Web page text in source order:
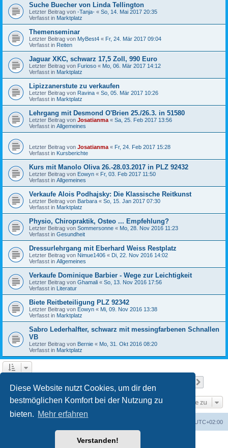
Diese Website nutzt Cookies, um dir den
bestmöglichen Komfort bei der Nutzung zu
bieten. Mehr erfahren
Verstanden!
Suche Buecher von Linda Tellington
Letzter Beitrag von -Tanja- « So, 14. Mai 2017 20:35
Verfasst in Marktplatz
Themenseminar
Letzter Beitrag von MyBest4 « Fr, 24. Mär 2017 09:04
Verfasst in Reiten
Jaguar XKC, schwarz 17,5 Zoll, 990 Euro
Letzter Beitrag von Furioso « Mo, 06. Mär 2017 14:12
Verfasst in Marktplatz
Lipizzanerstute zu verkaufen
Letzter Beitrag von Ravina « So, 05. Mär 2017 10:26
Verfasst in Marktplatz
Lehrgang mit Desmond O'Brien 25./26.3. in 51580
Letzter Beitrag von Josatianma « Sa, 25. Feb 2017 13:56
Verfasst in Allgemeines
Letzter Beitrag von Josatianma « Fr, 24. Feb 2017 15:28
Verfasst in Kursberichte
Kurs mit Manolo Oliva 26.-28.03.2017 in PLZ 92432
Letzter Beitrag von Eowyn « Fr, 03. Feb 2017 11:50
Verfasst in Allgemeines
Verkaufe Alois Podhajsky: Die Klassische Reitkunst
Letzter Beitrag von Barbara « So, 15. Jan 2017 07:30
Verfasst in Marktplatz
Physio, Chiropraktik, Osteo ... Empfehlung?
Letzter Beitrag von Sommersonne « Mo, 28. Nov 2016 11:23
Verfasst in Gesundheit
Dressurlehrgang mit Eberhard Weiss Restplatz
Letzter Beitrag von Nimue1406 « Di, 22. Nov 2016 14:02
Verfasst in Allgemeines
Verkaufe Dominique Barbier - Wege zur Leichtigkeit
Letzter Beitrag von Ghamali « So, 13. Nov 2016 17:56
Verfasst in Literatur
Biete Reitbeteiligung PLZ 92342
Letzter Beitrag von Eowyn « Mi, 09. Nov 2016 13:38
Verfasst in Marktplatz
Sabro Lederhalfter, schwarz mit messingfarbenen Schnallen
VB
Letzter Beitrag von Bernie « Mo, 31. Okt 2016 08:20
Verfasst in Marktplatz
Gehe zu
UTC+02:00
Powered byphpBB® Forum Software © phpBB Limited